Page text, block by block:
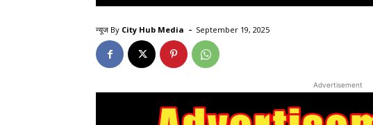
न्यूज By City Hub Media - September 19, 2025
Advertisement